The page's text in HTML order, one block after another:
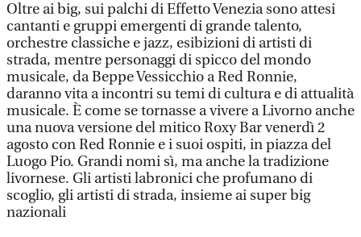
Oltre ai big, sui palchi di Effetto Venezia sono attesi
cantanti e gruppi emergenti di grande talento,
orchestre classiche e jazz, esibizioni di artisti di
strada, mentre personaggi di spicco del mondo
musicale, da Beppe Vessicchio a Red Ronnie,
daranno vita a incontri su temi di cultura e di attualità
musicale. È come se tornasse a vivere a Livorno anche
una nuova versione del mitico Roxy Bar venerdì 2
agosto con Red Ronnie e i suoi ospiti, in piazza del
Luogo Pio. Grandi nomi sì, ma anche la tradizione
livornese. Gli artisti labronici che profumano di
scoglio, gli artisti di strada, insieme ai super big
nazionali